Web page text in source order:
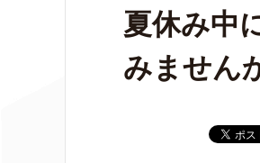
夏休み中
みません